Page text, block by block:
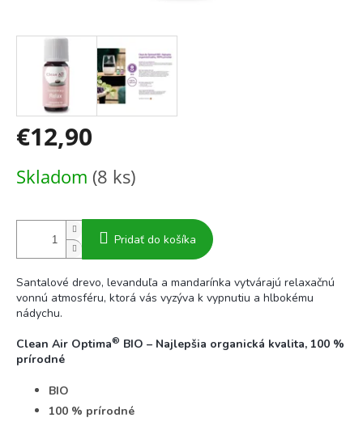
€12,90
cena:
Skladom (8 ks)
Pridať do košíka
Santalové drevo, levanduľa a mandarínka vytvárajú relaxačnú
vonnú atmosféru, ktorá vás vyzýva k vypnutiu a hlbokému
nádychu.
Clean Air Optima® BIO – Najlepšia organická kvalita, 100 %
prírodné
BIO
100 % prírodné